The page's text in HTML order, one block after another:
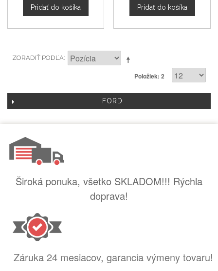
Pridať do košíka Pridať do košíka
ZORADIŤ PODĽA
Položiek: 2
FORD
Široká ponuka, všetko SKLADOM!!! Rýchla
doprava!
Záruka 24 mesiacov, garancia výmeny tovaru!